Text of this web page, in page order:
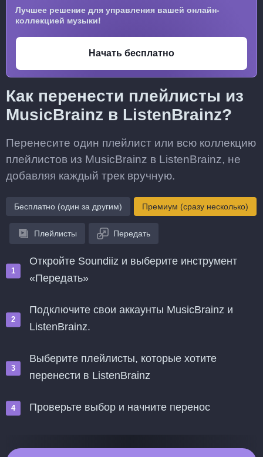
Лучшее решение для управления вашей онлайн-
коллекцией музыки!
Начать бесплатно
Как перенести плейлисты из
MusicBrainz в ListenBrainz?
Перенесите один плейлист или всю коллекцию
плейлистов из MusicBrainz в ListenBrainz, не
добавляя каждый трек вручную.
Бесплатно (один за другим) Премиум (сразу несколько)
Плейлисты Передать
Откройте Soundiiz и выберите инструмент
«Передать»
Подключите свои аккаунты MusicBrainz и
ListenBrainz.
Выберите плейлисты, которые хотите
перенести в ListenBrainz
Проверьте выбор и начните перенос